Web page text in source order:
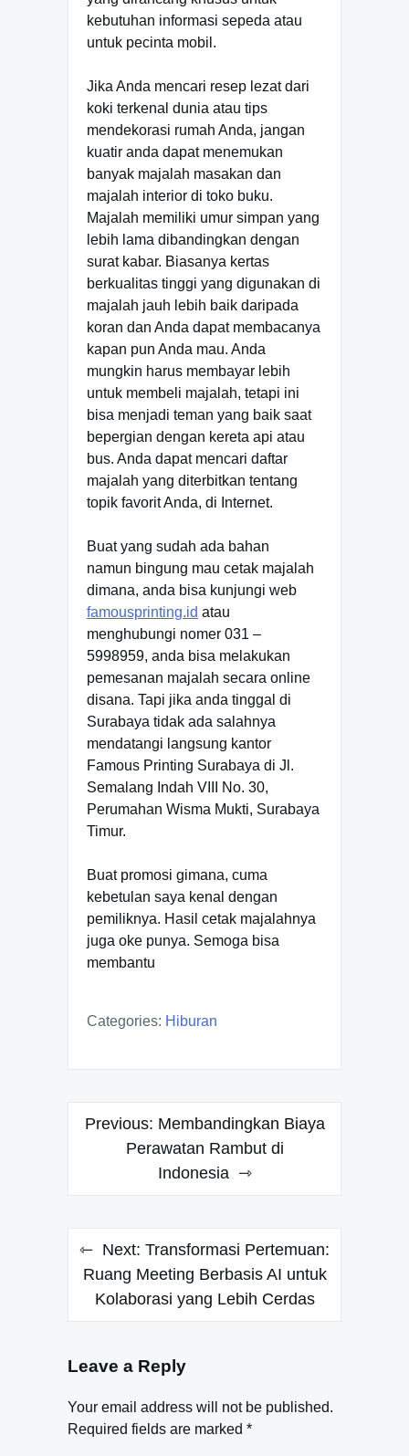
kebutuhan informasi sepeda atau
untuk pecinta mobil.
Jika Anda mencari resep lezat dari
koki terkenal dunia atau tips
mendekorasi rumah Anda, jangan
kuatir anda dapat menemukan
banyak majalah masakan dan
majalah interior di toko buku.
Majalah memiliki umur simpan yang
lebih lama dibandingkan dengan
surat kabar. Biasanya kertas
berkualitas tinggi yang digunakan di
majalah jauh lebih baik daripada
koran dan Anda dapat membacanya
kapan pun Anda mau. Anda
mungkin harus membayar lebih
untuk membeli majalah, tetapi ini
bisa menjadi teman yang baik saat
bepergian dengan kereta api atau
bus. Anda dapat mencari daftar
majalah yang diterbitkan tentang
topik favorit Anda, di Internet.
Buat yang sudah ada bahan
namun bingung mau cetak majalah
dimana, anda bisa kunjungi web
famousprinting.id atau
menghubungi nomer 031 –
5998959, anda bisa melakukan
pemesanan majalah secara online
disana. Tapi jika anda tinggal di
Surabaya tidak ada salahnya
mendatangi langsung kantor
Famous Printing Surabaya di Jl.
Semalang Indah VIII No. 30,
Perumahan Wisma Mukti, Surabaya
Timur.
Buat promosi gimana, cuma
kebetulan saya kenal dengan
pemiliknya. Hasil cetak majalahnya
juga oke punya. Semoga bisa
membantu
Categories: Hiburan
Post
navigation
Previous: Membandingkan Biaya
Perawatan Rambut di
Indonesia
Next: Transformasi Pertemuan:
Ruang Meeting Berbasis AI untuk
Kolaborasi yang Lebih Cerdas
Leave a Reply
Your email address will not be published.
Required fields are marked *